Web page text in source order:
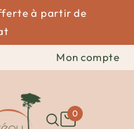
à partir de
Mon compte
0